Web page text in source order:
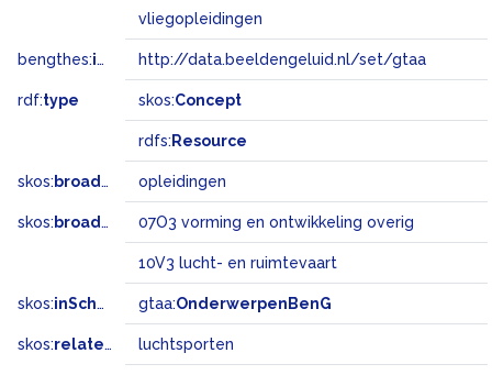
vliegopleidingen
bengthes:inSet http://data.beeldengeluid.nl/set/gtaa
rdf:type skos:Concept
rdfs: Resource
skos: broader opleidingen
skos: broadMatch 07O3 vorming en ontwikkeling overig
10V3 lucht- en ruimtevaart
skos:inScheme gtaa:OnderwerpenBenG
skos:related luchtsporten